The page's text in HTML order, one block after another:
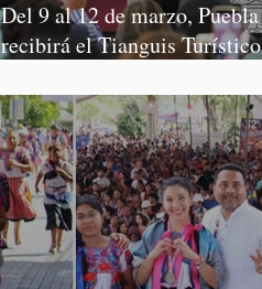
Del 9 al 12 de marzo, Puebla
recibirá el Tianguis Turístico